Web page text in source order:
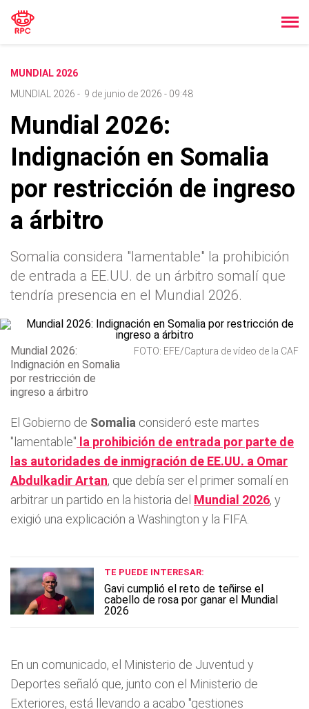
MUNDIAL 2026
MUNDIAL 2026 - 9 de junio de 2026 - 09:48
Mundial 2026:
Indignación en Somalia
por restricción de ingreso
a árbitro
Somalia considera "lamentable" la prohibición
de entrada a EE.UU. de un árbitro somalí que
tendría presencia en el Mundial 2026.
Mundial 2026:
Indignación en Somalia
por restricción de
ingreso a árbitro
FOTO: EFE/Captura de vídeo de la CAF
El Gobierno de Somalia consideró este martes
"lamentable" la prohibición de entrada por parte de
las autoridades de inmigración de EE.UU. a Omar
Abdulkadir Artan, que debía ser el primer somalí en
arbitrar un partido en la historia del Mundial 2026, y
exigió una explicación a Washington y la FIFA.
TE PUEDE INTERESAR:
Gavi cumplió el reto de teñirse el
cabello de rosa por ganar el Mundial
2026
En un comunicado, el Ministerio de Juventud y
Deportes señaló que, junto con el Ministerio de
Exteriores, está llevando a acabo "gestiones